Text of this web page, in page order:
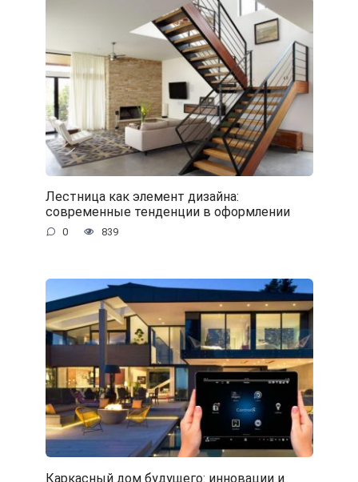
Лестница как элемент дизайна:
современные тенденции в оформлении
0 839
Каркасный дом будущего: инновации и